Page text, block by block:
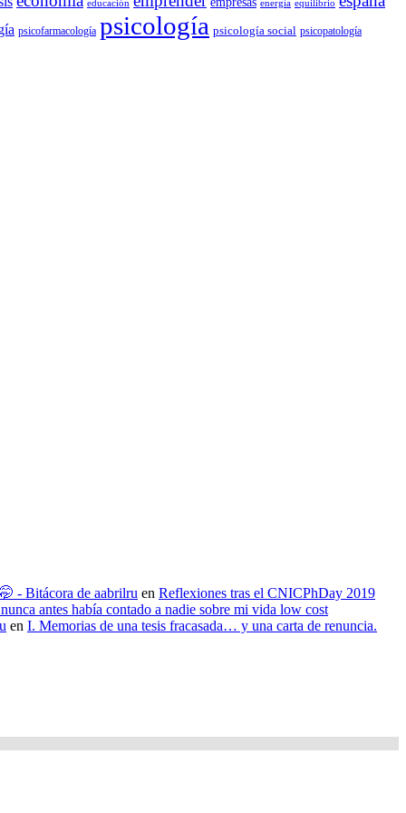
educación energía equilibrio
psicofarmacología psicología psicología social psicopatología
- Bitácora de aabrilru en Reflexiones tras el CNICPhDay 2019
antes había contado a nadie sobre mi vida low cost
en I. Memorias de una tesis fracasada… y una carta de renuncia.